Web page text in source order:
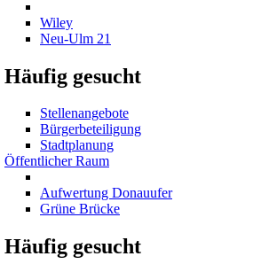
Wiley
Neu-Ulm 21
Häufig gesucht
Stellenangebote
Bürgerbeteiligung
Stadtplanung
Öffentlicher Raum
Aufwertung Donauufer
Grüne Brücke
Häufig gesucht